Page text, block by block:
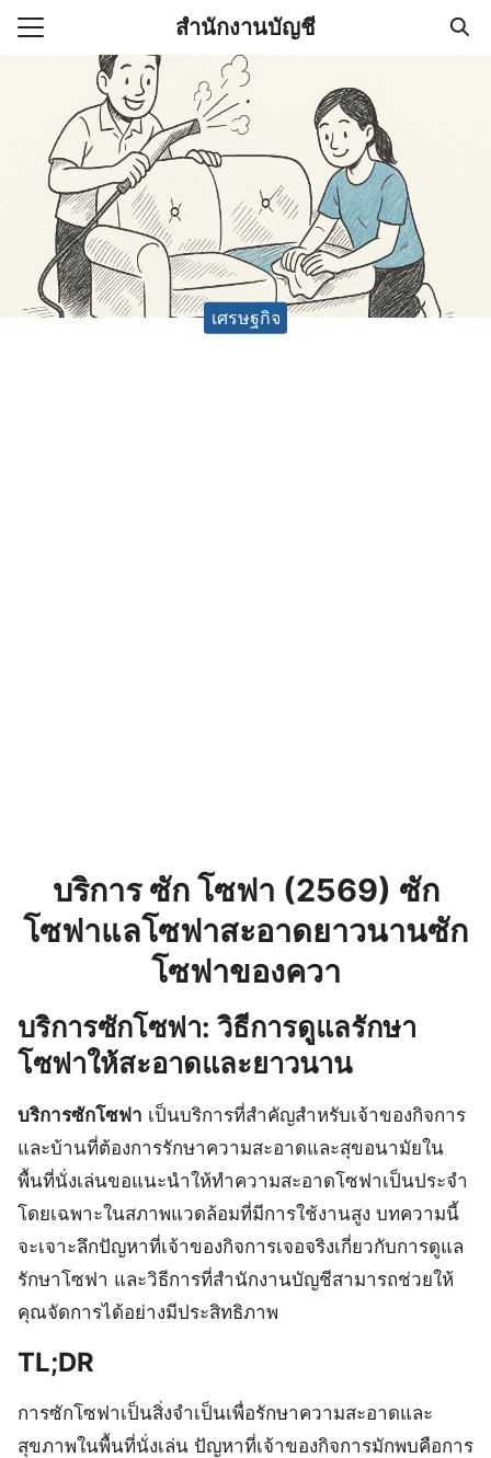
Skip
สำนักงานบัญชี
(ไม่มีชื่อ)
านบัญชี (Accounting
ช่วยสำคัญในการบริหาร
เศรษฐกิจ
บริการ ซัก โซฟา (2569) ซัก
โซฟาแลโซฟาสะอาดยาวนานซัก
โซฟาของควา
บริการซักโซฟา: วิธีการดูแลรักษา
โซฟาให้สะอาดและยาวนาน
บริการซักโซฟา เป็นบริการที่สำคัญสำหรับเจ้าของกิจการ
และบ้านที่ต้องการรักษาความสะอาดและสุขอนามัยใน
พื้นที่นั่งเล่นขอแนะนำให้ทำความสะอาดโซฟาเป็นประจำ
โดยเฉพาะในสภาพแวดล้อมที่มีการใช้งานสูง บทความนี้
จะเจาะลึกปัญหาที่เจ้าของกิจการเจอจริงเกี่ยวกับการดูแล
รักษาโซฟา และวิธีการที่สำนักงานบัญชีสามารถช่วยให้
คุณจัดการได้อย่างมีประสิทธิภาพ
TL;DR
การซักโซฟาเป็นสิ่งจำเป็นเพื่อรักษาความสะอาดและ
สุขภาพในพื้นที่นั่งเล่น ปัญหาที่เจ้าของกิจการมักพบคือการ